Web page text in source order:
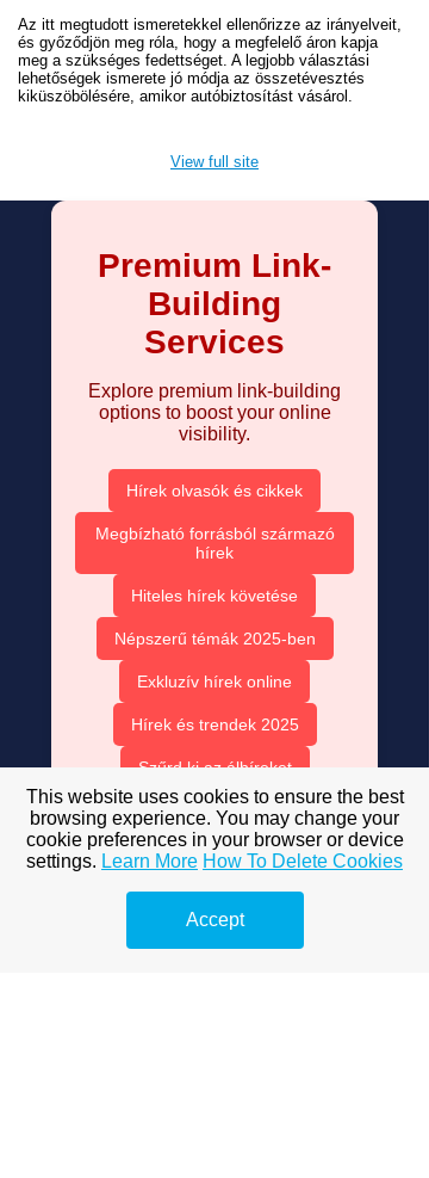
Az itt megtudott ismeretekkel ellenőrizze az irányelveit,
és győződjön meg róla, hogy a megfelelő áron kapja
meg a szükséges fedettséget. A legjobb választási
lehetőségek ismerete jó módja az összetévesztés
kiküszöbölésére, amikor autóbiztosítást vásárol.
View full site
Premium Link-
Building
Services
Explore premium link-building
options to boost your online
visibility.
Hírek olvasók és cikkek
Megbízható forrásból származó
hírek
Hiteles hírek követése
Népszerű témák 2025-ben
Exkluzív hírek online
Hírek és trendek 2025
Szűrd ki az álhíreket
Hírek és kritikus gondolkodás
Közösségi média és hírek
Válassz online marketingest
This website uses cookies to ensure the best
browsing experience. You may change your
cookie preferences in your browser or device
settings. Learn More How To Delete Cookies
Accept